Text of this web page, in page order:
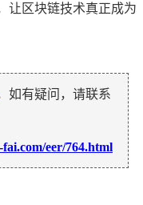
让区块链技术真正成为
如有疑问，请联系
eer/764.html